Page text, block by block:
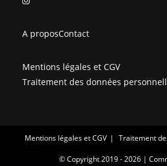
nouvel
un
A proposContact
Mentions légales et CGV
Traitement des données
Mentions légales et CGV Traitement
© Copyright 2019 - 2026 |